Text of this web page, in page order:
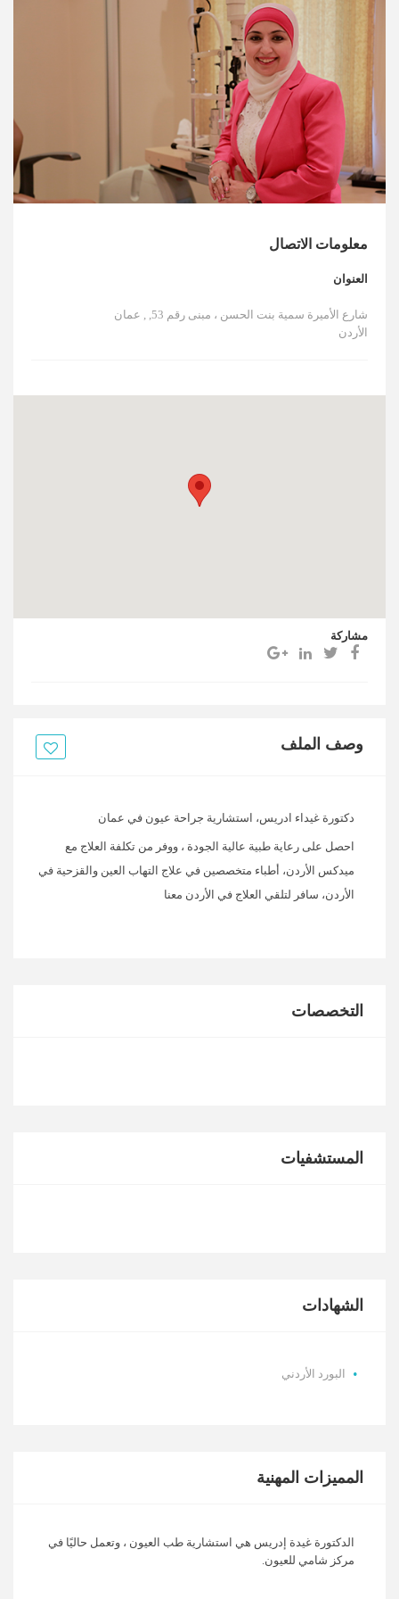
الأخبار
مقالات
أسئلة شائعة
معلومات الاتصال
العنوان
شارع الأميرة سمية بنت الحسن ، مبنى رقم 53, , عمان
الأردن
مشاركة
وصف الملف
دكتورة غيداء ادريس، استشارية جراحة عيون في عمان
احصل على رعاية طبية عالية الجودة ، ووفر من تكلفة العلاج مع
ميدكس الأردن، أطباء متخصصين في علاج التهاب العين والقزحية في
الأردن، سافر لتلقي العلاج في الأردن معنا
التخصصات
المستشفيات
الشهادات
البورد الأردني
المميزات المهنية
الدكتورة غيدة إدريس هي استشارية طب العيون ، وتعمل حاليًا في
مركز شامي للعيون.